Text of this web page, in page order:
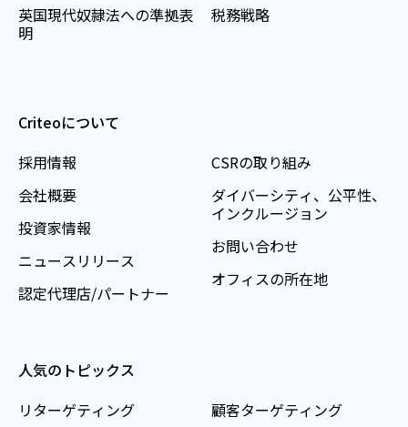
英国現代奴隷法への準拠表
明
税務戦略
Criteoについて
採用情報
会社概要
投資家情報
ニュースリリース
認定代理店/パートナー
CSRの取り組み
ダイバーシティ、公平性、
インクルージョン
お問い合わせ
オフィスの所在地
人気のトピックス
リターゲティング
顧客ターゲティング